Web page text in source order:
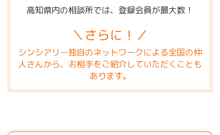
高知県内の相談所では、登録会員が最大数！
＼さらに！／
シンシアリー独自のネットワークによる全国の仲
人さんから、お相手をご紹介していただくことも
あります。